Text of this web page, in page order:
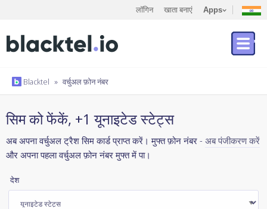
लॉगिन खाता बनाएं Apps
Blacktel » वर्चुअल फ़ोन नंबर
सिम को फेंकें, +1 यूनाइटेड स्टेट्स
अब अपना वर्चुअल ट्रैश सिम कार्ड प्राप्त करें। मुफ्त फ़ोन नंबर - अब पंजीकरण करें
और अपना पहला वर्चुअल फ़ोन नंबर मुफ्त में पा।
देश